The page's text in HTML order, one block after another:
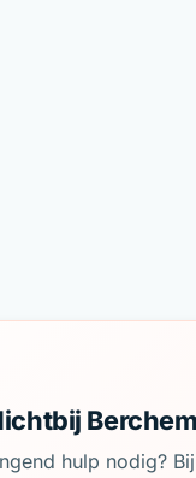
Berchem
hulp nodig?